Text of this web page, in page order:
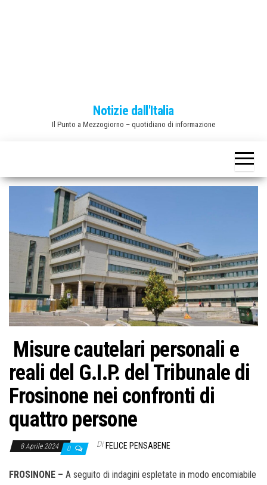
Notizie dall'Italia
Il Punto a Mezzogiorno – quotidiano di informazione
Misure cautelari personali e
reali del G.I.P. del Tribunale di
Frosinone nei confronti di
quattro persone
8 Aprile 2024 0 Di FELICE PENSABENE
FROSINONE – A seguito di indagini espletate in modo encomiabile